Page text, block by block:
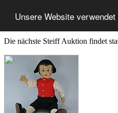
Unsere Website
Die nächste Steiff Auktion findet